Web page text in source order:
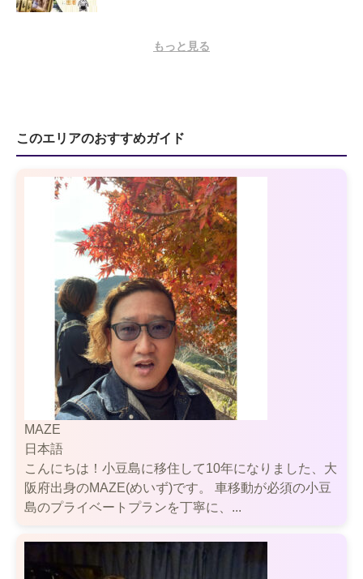
もっと見る
このエリアのおすすめガイド
MAZE
日本語
こんにちは！小豆島に移住して10年になりました、大
阪府出身のMAZE(めいず)です。 車移動が必須の小豆
島のプライベートプランを丁寧に、...